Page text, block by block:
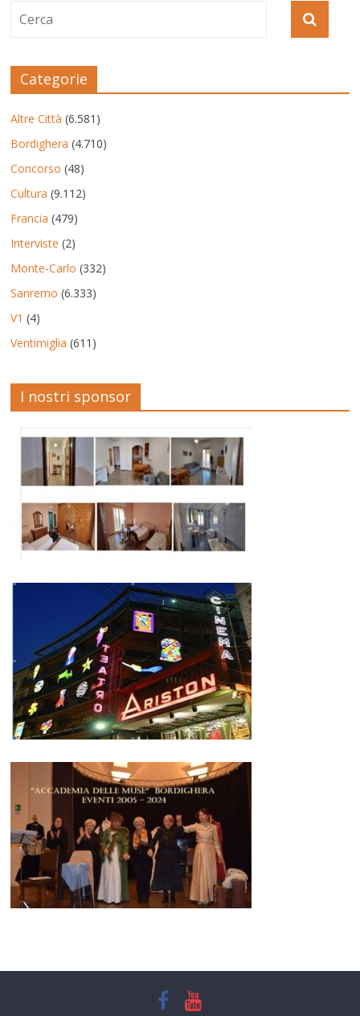
Categorie
Altre Città (6.581)
Bordighera (4.710)
Concorso (48)
Cultura (9.112)
Francia (479)
Interviste (2)
Monte-Carlo (332)
Sanremo (6.333)
V1 (4)
Ventimiglia (611)
I nostri sponsor